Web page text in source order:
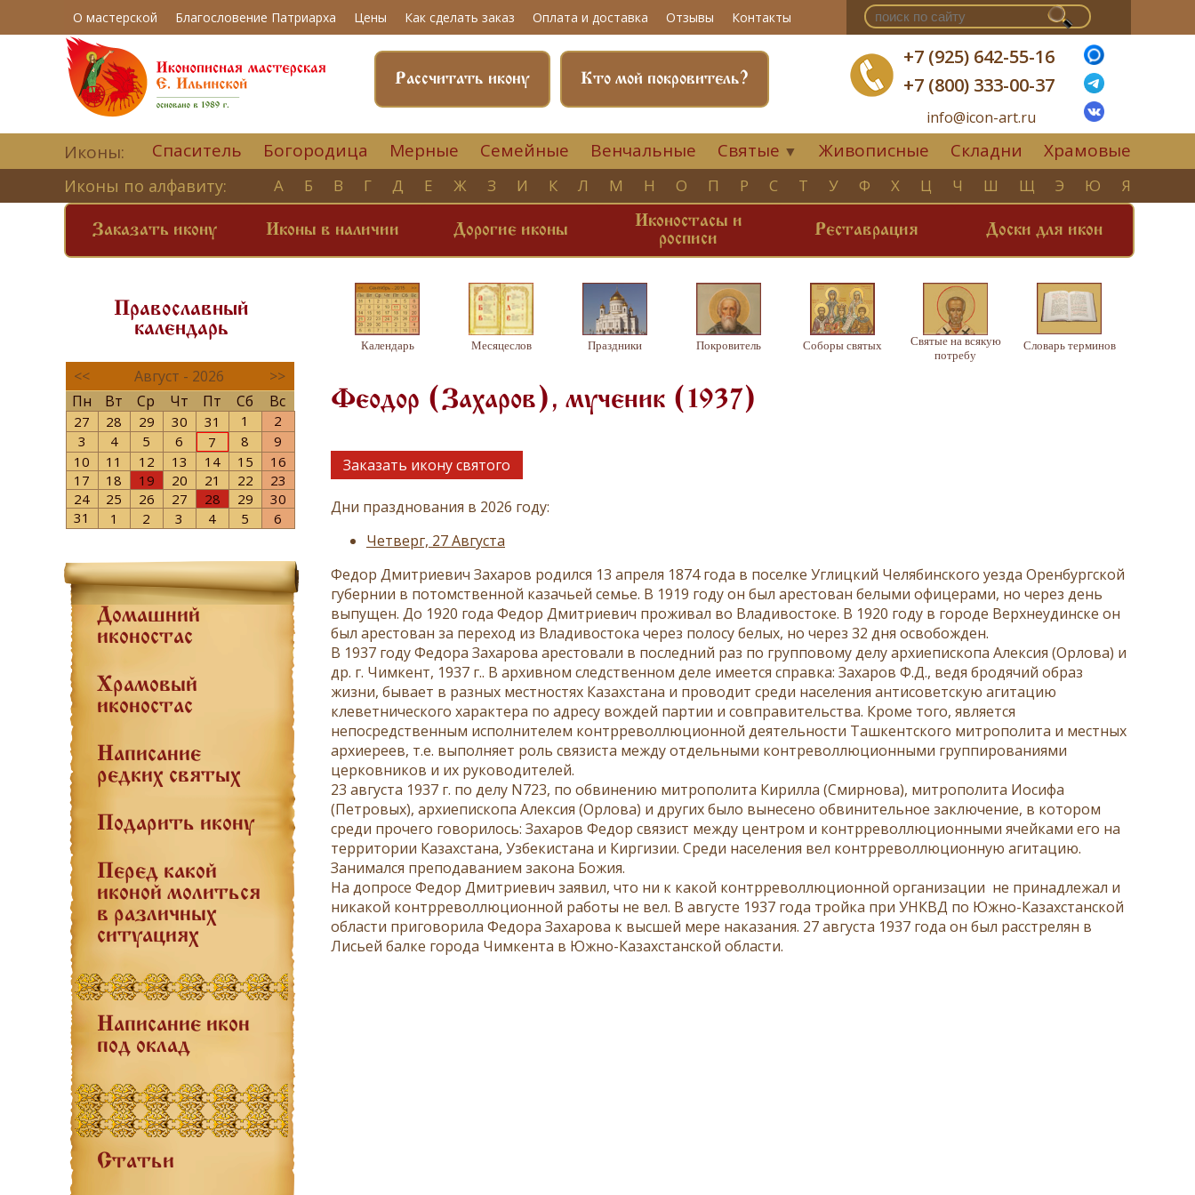
О мастерской Благословение Патриарха Цены Как сделать заказ Оплата и доставка Отзывы Контакты
+7 (925) 642-55-16
+7 (800) 333-00-37
info@icon-art.ru
Кто мой покровитель?
Рассчитать икону
Иконы: Спаситель Богородица Мерные Семейные Венчальные Святые ▼ Живописные Складни Храмовые
Иконы по алфавиту: А Б В Г Д Е Ж З И К Л М Н О П Р С Т У Ф Х Ц Ч Ш Щ Э Ю Я
Заказать икону Иконы в наличии Дорогие иконы
Иконостасы и
росписи
Реставрация Доски для икон
Православный
календарь
<< Август - 2026
>>
Пн
Вт Ср Чт Пт Сб Вс
27 28 29 30 31 1
2
3
4 5 6 7 8
9
10
11 12 13 14 15
16
17
18 19 20 21 22
23
24
25 26 27 28 29
30
31
1 2 3 4 5 6
Домашний
иконостас
Храмовый
иконостас
Написание
редких святых
Подарить икону
Перед какой
иконой молиться
в различных
ситуациях
Написание икон
под оклад
Статьи
Календарь Месяцеслов Праздники Покровитель Соборы святых
Святые на всякую
потребу
Словарь терминов
Феодор (Захаров), мученик (1937)
Заказать икону святого
Дни празднования в 2026 году:
Четверг, 27 Августа
Федор Дмитриевич Захаров родился 13 апреля 1874 года в поселке Углицкий Челябинского уезда Оренбургской
губернии в потомственной казачьей семье. В 1919 году он был арестован белыми офицерами, но через день
выпущен. До 1920 года Федор Дмитриевич проживал во Владивостоке. В 1920 году в городе Верхнеудинске он
был арестован за переход из Владивостока через полосу белых, но через 32 дня освобожден.
В 1937 году Федора Захарова арестовали в последний раз по групповому делу архиепископа Алексия (Орлова) и
др. г. Чимкент, 1937 г.. В архивном следственном деле имеется справка: Захаров Ф.Д., ведя бродячий образ
жизни, бывает в разных местностях Казахстана и проводит среди населения антисоветскую агитацию
клеветнического характера по адресу вождей партии и совправительства. Кроме того, является
непосредственным исполнителем контрреволлюционной деятельности Ташкентского митрополита и местных
архиереев, т.е. выполняет роль связиста между отдельными контреволлюционными группированиями
церковников и их руководителей.
23 августа 1937 г. по делу N723, по обвинению митрополита Кирилла (Смирнова), митрополита Иосифа
(Петровых), архиепископа Алексия (Орлова) и других было вынесено обвинительное заключение, в котором
среди прочего говорилось: Захаров Федор связист между центром и контрреволлюционными ячейками его на
территории Казахстана, Узбекистана и Киргизии. Среди населения вел контрреволлюционную агитацию.
Занимался преподаванием закона Божия.
На допросе Федор Дмитриевич заявил, что ни к какой контрреволлюционной организации не принадлежал и
никакой контрреволлюционной работы не вел. В августе 1937 года тройка при УНКВД по Южно-Казахстанской
области приговорила Федора Захарова к высшей мере наказания. 27 августа 1937 года он был расстрелян в
Лисьей балке города Чимкента в Южно-Казахстанской области.